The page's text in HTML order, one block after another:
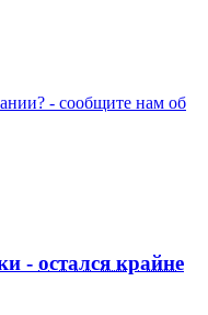
- сообщите нам об
- остался крайне